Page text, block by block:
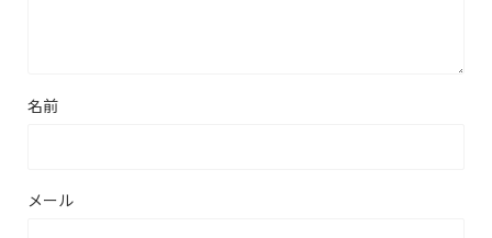
名前
メール